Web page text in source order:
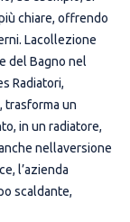
chiare, offrendo
Lacollezione
del Bagno nel
Radiatori,
trasforma un
in un radiatore,
nellaversione
l’azienda
scaldante,